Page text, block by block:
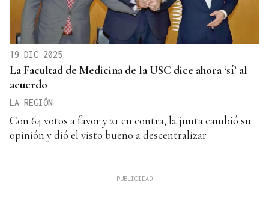
19 DIC 2025
La Facultad de Medicina de la USC dice ahora ‘sí’ al
acuerdo
LA REGIÓN
Con 64 votos a favor y 21 en contra, la junta cambió su
opinión y dió el visto bueno a descentralizar